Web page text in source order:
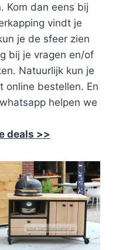
Kom dan eens bij
vindt je
je de sfeer zien
bij je vragen en/of
Natuurlijk kun je
online bestellen. En
helpen we
deals >>